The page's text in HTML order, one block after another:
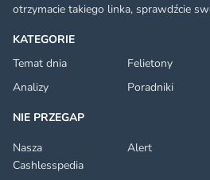
KATEGORIE
Temat dnia
Felietony
Analizy
Poradniki
NIE PRZEGAP
Nasza
Cashlesspedia
Alert
otrzymacie takiego linka, sprawdźcie